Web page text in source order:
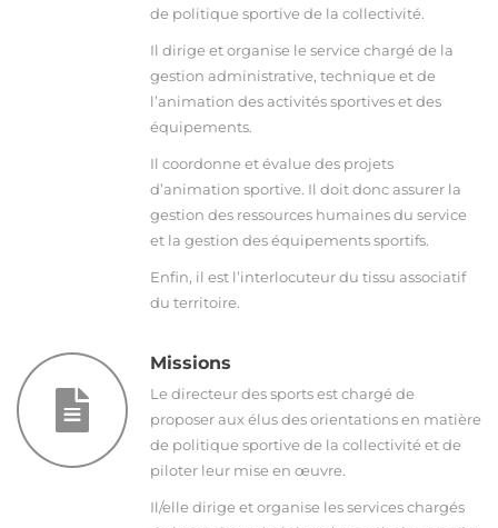
de politique sportive de la collectivité.
Il dirige et organise le service chargé de la
gestion administrative, technique et de
l’animation des activités sportives et des
équipements.
Il coordonne et évalue des projets
d’animation sportive. Il doit donc assurer la
gestion des ressources humaines du service
et la gestion des équipements sportifs.
Enfin, il est l’interlocuteur du tissu associatif
du territoire.
Missions
Le directeur des sports est chargé de
proposer aux élus des orientations en matière
de politique sportive de la collectivité et de
piloter leur mise en œuvre.
Il/elle dirige et organise les services chargés